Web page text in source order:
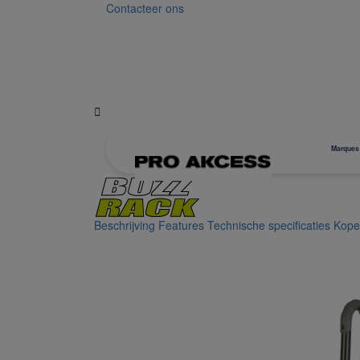
Contacteer ons

Marques
Beschrijving Features Technische specificaties